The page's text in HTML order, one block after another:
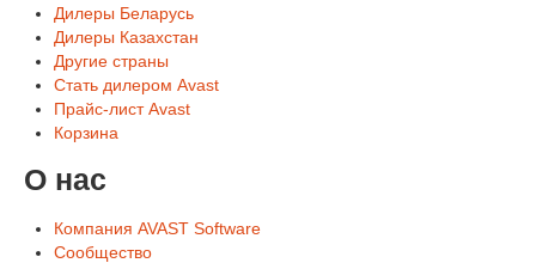
Дилеры Беларусь
Дилеры Казахстан
Другие страны
Стать дилером Avast
Прайс-лист Avast
Корзина
О нас
Компания AVAST Software
Сообщество